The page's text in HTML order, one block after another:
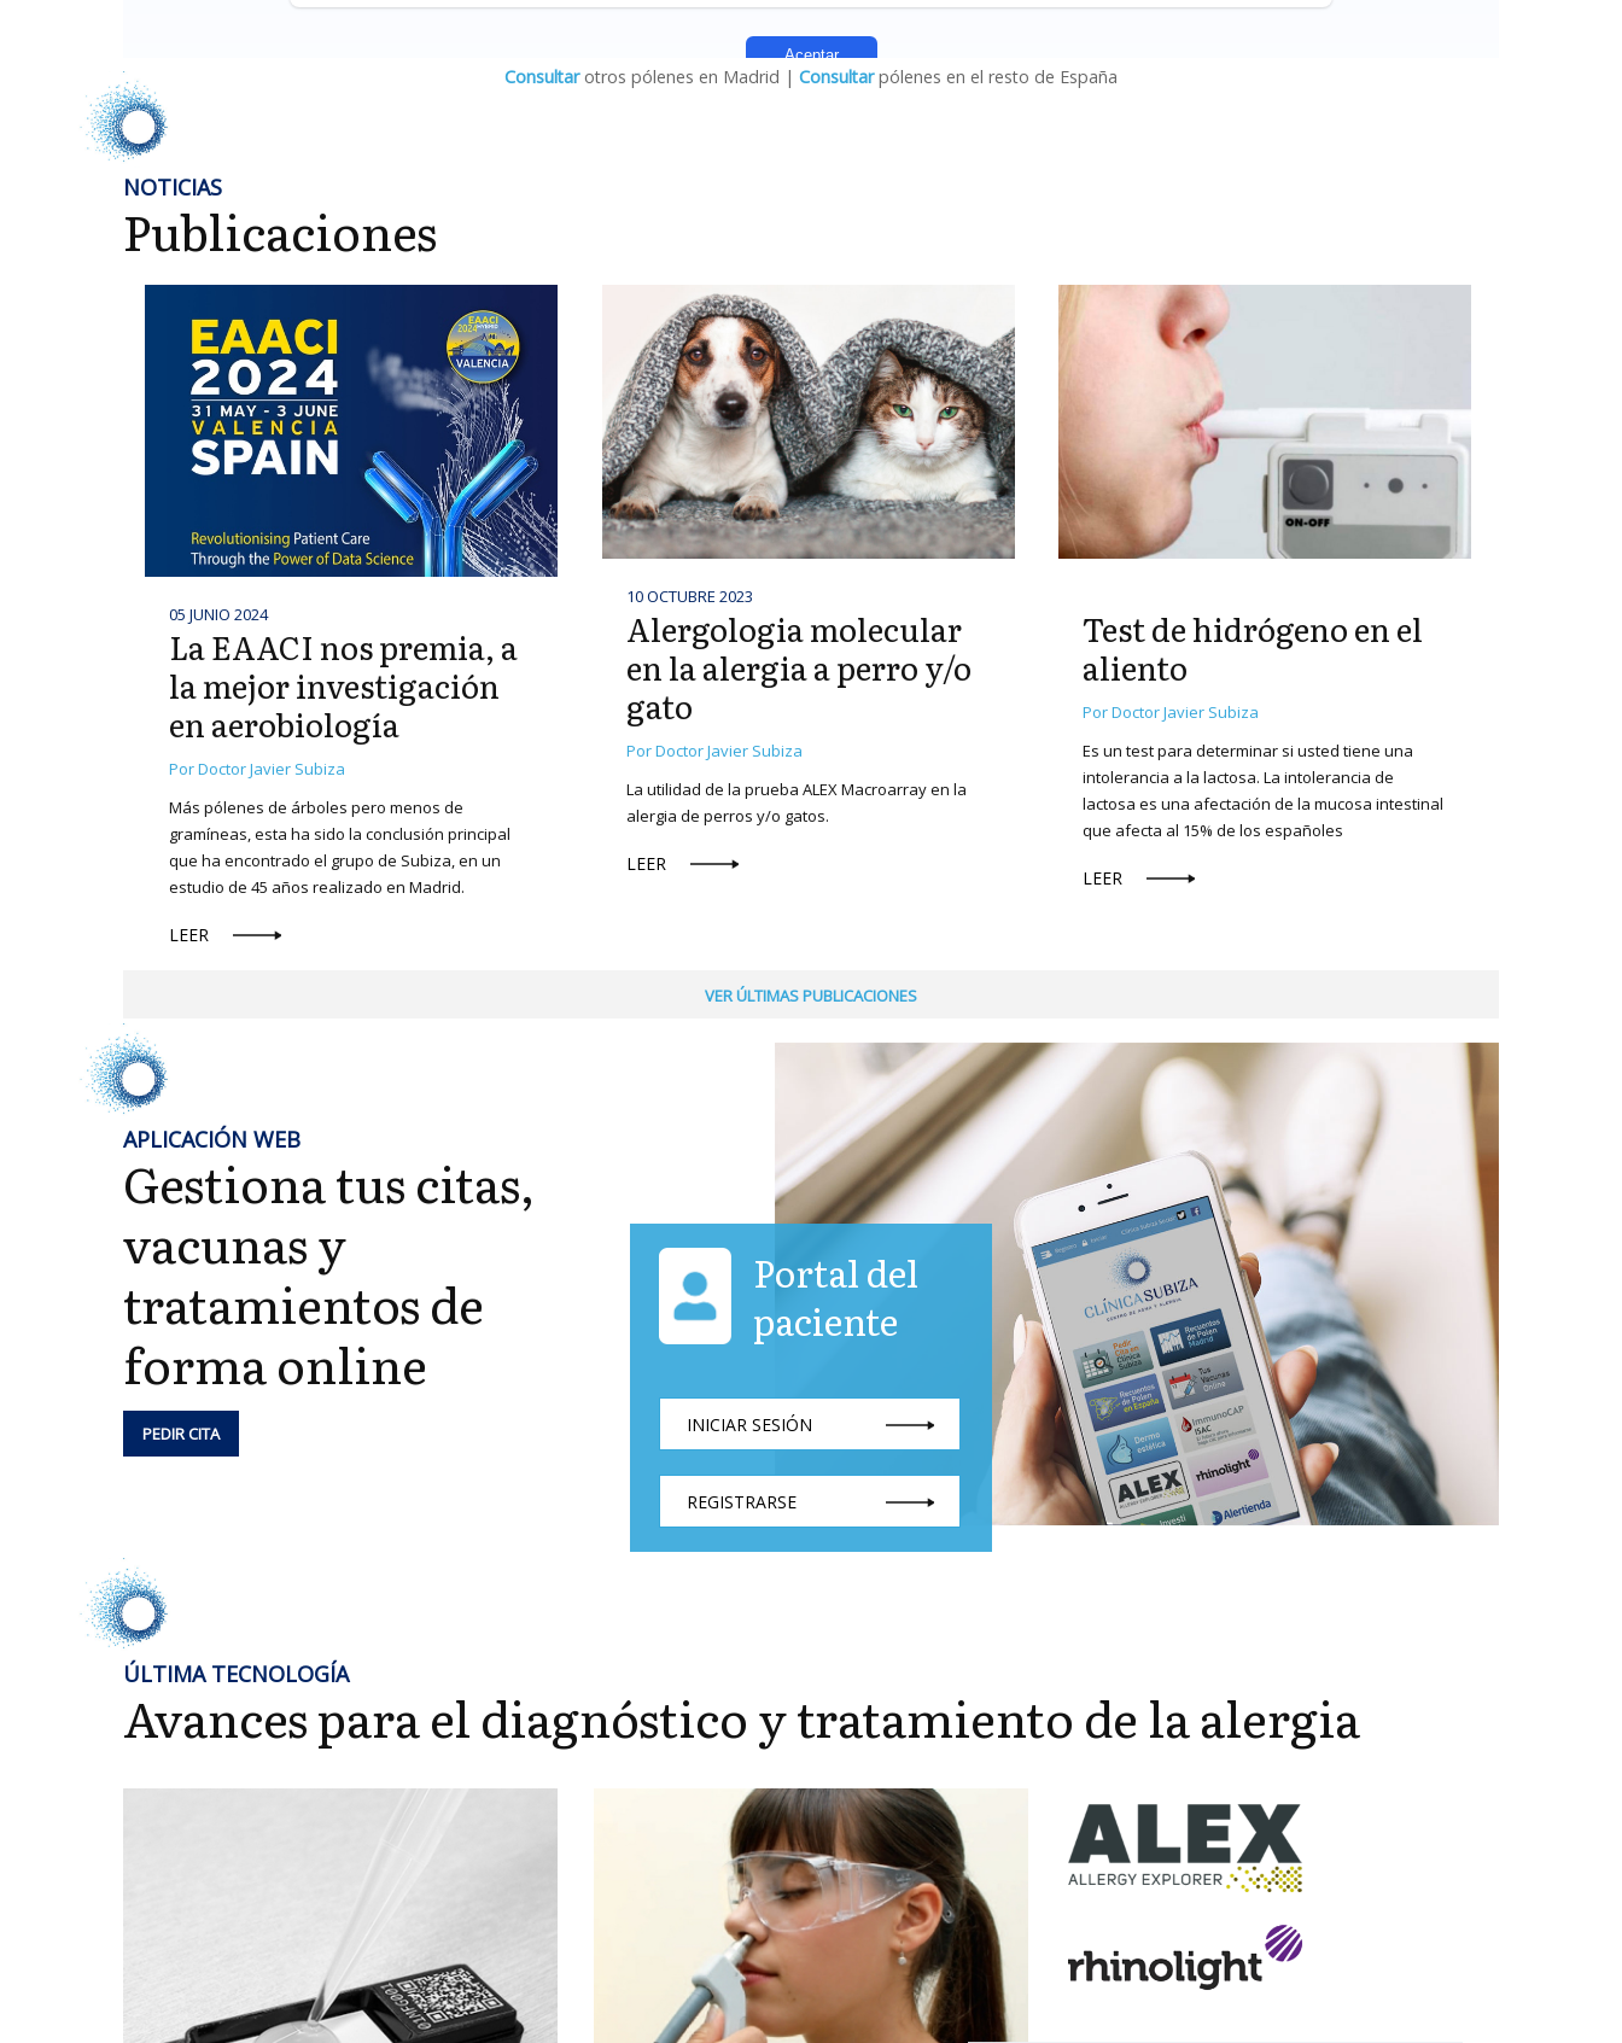
Consultar otros pólenes en Madrid | Consultarpólenes en el resto de España
NOTICIAS
Publicaciones
05 JUNIO 2024
La EAACI nos premia, a
la mejor investigación
en aerobiología
Por Doctor Javier Subiza
Más pólenes de árboles pero menos de
gramíneas, esta ha sido la conclusión principal
que ha encontrado el grupo de Subiza, en un
estudio de 45 años realizado en Madrid.
LEER
10 OCTUBRE 2023
Alergologia molecular
en la alergia a perro y/o
gato
Por Doctor Javier Subiza
La utilidad de la prueba ALEX Macroarray en la
alergia de perros y/o gatos.
LEER
Test de hidrógeno en el
aliento
Por Doctor Javier Subiza
Es un test para determinar si usted tiene una
intolerancia a la lactosa. La intolerancia de
lactosa es una afectación de la mucosa intestinal
que afecta al 15% de los españoles
LEER
VER ÚLTIMAS PUBLICACIONES
APLICACIÓN WEB
Gestiona tus citas,
vacunas y
tratamientos de
forma online
PEDIR CITA
Portal del
paciente
INICIAR SESIÓN
REGISTRARSE
ÚLTIMA TECNOLOGÍA
Avances para el diagnóstico y tratamiento de la alergia